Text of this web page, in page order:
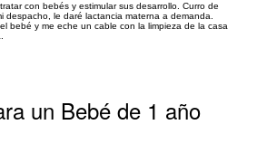
con bebés y estimular sus desarrollo. Curro de
despacho, le daré lactancia materna a demanda.
bebé y me eche un cable con la limpieza de la casa
un Bebé de 1 año